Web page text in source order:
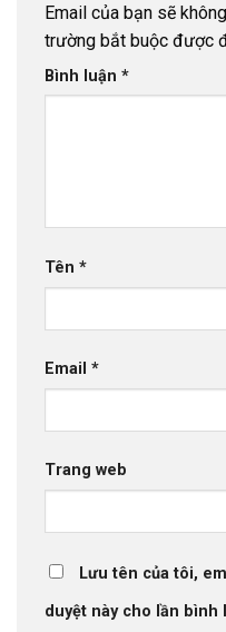
Email của bạn sẽ
trường bắt buộc được
Bình luận *
Tên *
Email *
Trang web
Lưu tên của tôi,
duyệt này cho lần bình